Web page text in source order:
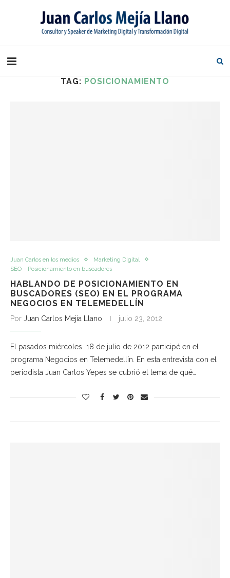
TAG: POSICIONAMIENTO
Juan Carlos en los medios
Marketing Digital
SEO – Posicionamiento en buscadores
HABLANDO DE POSICIONAMIENTO EN
BUSCADORES (SEO) EN EL PROGRAMA
NEGOCIOS EN TELEMEDELLÍN
Por Juan Carlos Mejía Llano julio 23, 2012
El pasados miércoles 18 de julio de 2012 participé en el
programa Negocios en Telemedellín. En esta entrevista con el
periodista Juan Carlos Yepes se cubrió el tema de qué…